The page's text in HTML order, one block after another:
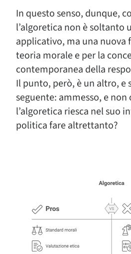
In questo senso, dunque,
l’algoretica non è soltanto
applicativo, ma una nuova
teoria morale e per la
contemporanea della
Il punto, però, è un altro, e
seguente: ammesso, e non
l’algoretica riesca nel suo
politica fare altrettanto?